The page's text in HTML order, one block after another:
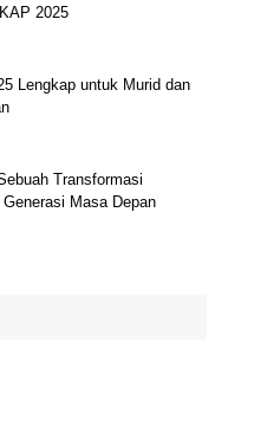
2025
Lengkap untuk Murid dan
Transformasi
Masa Depan